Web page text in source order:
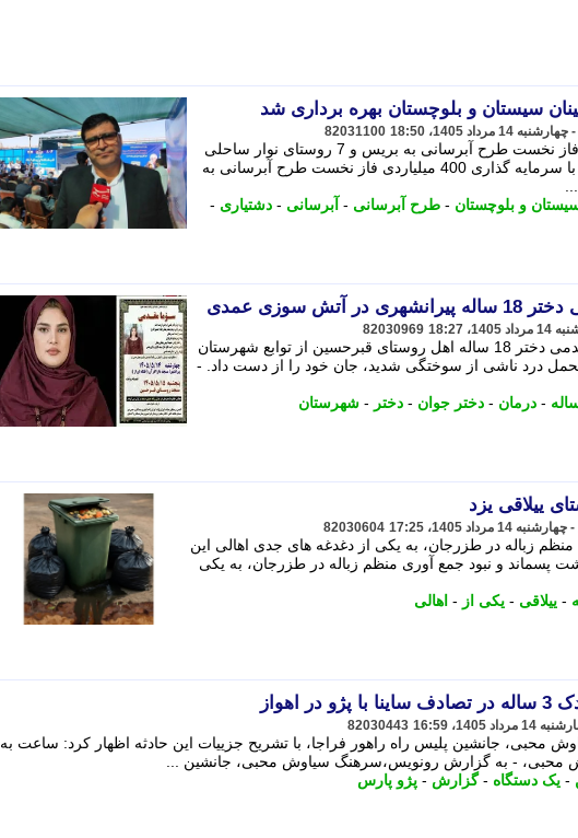
سیستان و بلوچستان بهره برداری شد
82031100
با سرمایه گذاری 400 میلیاردی فاز نخست طرح آبرسانی به بریس و 7 روستای نوار ساحلی
شهرستان دشتیاری افتتاح شد. - با سرمایه گذاری 400 میلیاردی فاز نخست طرح آبرسانی به
و بلوچستان - طرح آبرسانی - آبرسانی - دشتیاری -
سوزی عمدی
82030969
به نقل از منابع محلی، سوما مقدمی دختر 18 ساله اهل روستای قبرحسین از توابع شهرستان
پس از حدود 10 روز تحمل درد ناشی از سوختگی شدید، جان خود را از دست داد. -
- درمان - دختر جوان - دختر - شهرستان
ییلاقی یزد
82030604
منظم زباله در طزرجان، به یکی از دغدغه های جدی اهالی این
پسماند و نبود جمع آوری منظم زباله در طزرجان، به یکی
- ییلاقی - یکی از - اهالی
82030443
محبی، جانشین پلیس راه راهور فراجا، با تشریح جزییات این حادثه اظهار کرد: ساعت به
- به گزارش رونویس،سرهنگ سیاوش محبی، جانشین ...
- یک دستگاه -گزارش - پژو پارس